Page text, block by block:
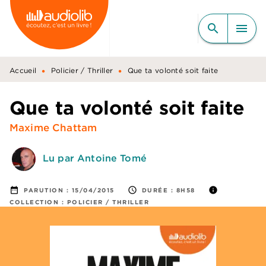
MENU RECHERCHE
CONTENU
PIED DE PAGE
search menu
Accueil • Policier / Thriller • Que ta volonté soit faite
Que ta volonté soit faite
Maxime Chattam
Lu par Antoine Tomé
date_range PARUTION : 15/04/2015 access_time DURÉE : 8H58 info
COLLECTION : POLICIER / THRILLER